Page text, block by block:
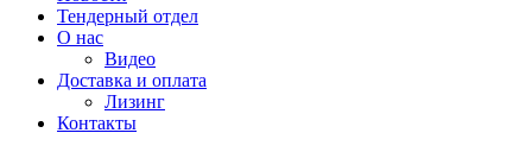
Тендерный отдел
О нас
Видео
Доставка и оплата
Лизинг
Контакты